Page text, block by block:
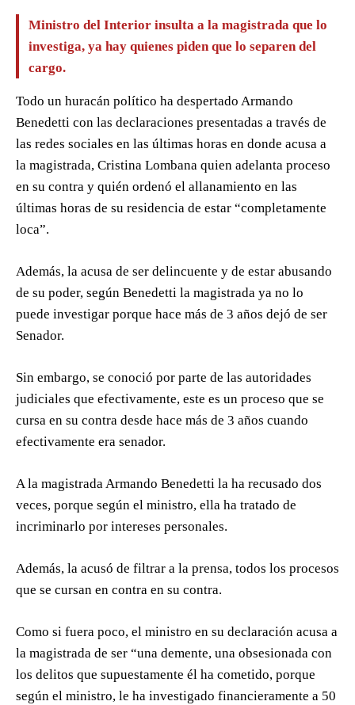
Ministro del Interior insulta a la magistrada que lo
investiga, ya hay quienes piden que lo separen del
cargo.
Todo un huracán político ha despertado Armando
Benedetti con las declaraciones presentadas a través de
las redes sociales en las últimas horas en donde acusa a
la magistrada, Cristina Lombana quien adelanta proceso
en su contra y quién ordenó el allanamiento en las
últimas horas de su residencia de estar “completamente
loca”.
Además, la acusa de ser delincuente y de estar abusando
de su poder, según Benedetti la magistrada ya no lo
puede investigar porque hace más de 3 años dejó de ser
Senador.
Sin embargo, se conoció por parte de las autoridades
judiciales que efectivamente, este es un proceso que se
cursa en su contra desde hace más de 3 años cuando
efectivamente era senador.
A la magistrada Armando Benedetti la ha recusado dos
veces, porque según el ministro, ella ha tratado de
incriminarlo por intereses personales.
Además, la acusó de filtrar a la prensa, todos los procesos
que se cursan en contra en su contra.
Como si fuera poco, el ministro en su declaración acusa a
la magistrada de ser “una demente, una obsesionada con
los delitos que supuestamente él ha cometido, porque
según el ministro, le ha investigado financieramente a 50